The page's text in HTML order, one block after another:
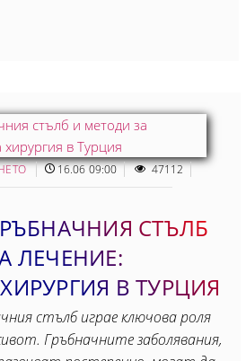
16.06 09:00
47112
СТЪЛБ
ЛЕЧЕНИЕ:
В ТУРЦИЯ
стълб играе ключова роля
Гръбначните заболявания,